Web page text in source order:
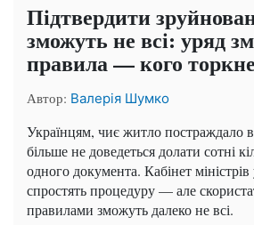
Підтвердити
зможуть не всі: уряд
правила — кого
Автор: Валерія Шумко
Українцям, чиє житло постраждало
більше не доведеться долати сотні
одного документа. Кабінет
спростять процедуру — але
правилами зможуть далеко не всі.